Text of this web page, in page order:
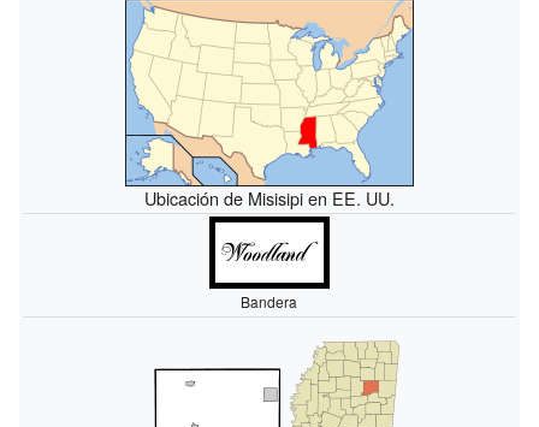
Ubicación de Misisipi en EE. UU.
Bandera